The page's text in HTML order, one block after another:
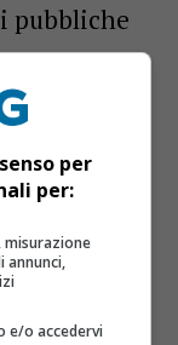
pubbliche
,
per
per:
misurazione
annunci,
e/o accedervi